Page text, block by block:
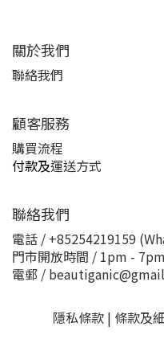
關於我們
聯絡我們
顧客服務
購買流程
付款及運送方式
聯絡我們
電話 / +85254219159
門市開放時間 / 1pm -
電郵 /
隱私條款 | 條款及